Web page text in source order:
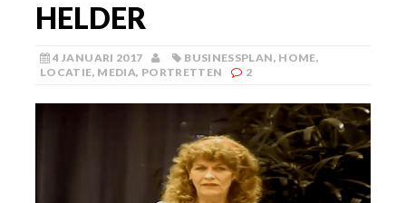
HELDER
4 JANUARI 2017 BUSINESSPLAN, HOME,
LOCATIE, MEDIA, PORTRETTEN 2